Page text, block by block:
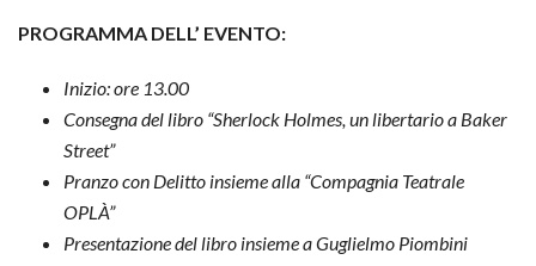
PROGRAMMA DELL’ EVENTO:
Inizio: ore 13.00
Consegna del libro “Sherlock Holmes, un libertario a Baker
Street”
Pranzo con Delitto insieme alla “Compagnia Teatrale
OPLÀ”
Presentazione del libro insieme a Guglielmo Piombini